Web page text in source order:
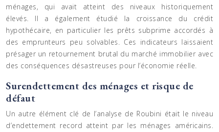
ménages, qui avait atteint des niveaux historiquement
élevés. Il a également étudié la croissance du crédit
hypothécaire, en particulier les prêts subprime accordés à
des emprunteurs peu solvables. Ces indicateurs laissaient
présager un retournement brutal du marché immobilier avec
des conséquences désastreuses pour l’économie réelle.
Surendettement des ménages et risque de
défaut
Un autre élément clé de l’analyse de Roubini était le niveau
d’endettement record atteint par les ménages américains.